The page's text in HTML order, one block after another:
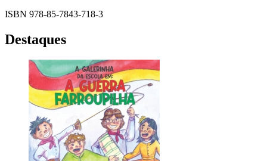
ISBN 978-85-7843-718-3
Destaques